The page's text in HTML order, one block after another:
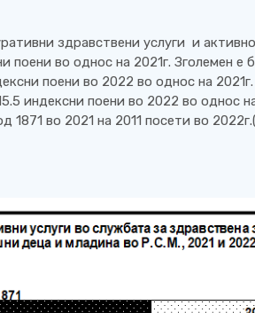
здравствени услуги и
поени во однос на 2021г. Зголемен е
поени во 2022 во однос на
индексни поени во 2022 во однос
1871 во 2021 на 2011 посети во